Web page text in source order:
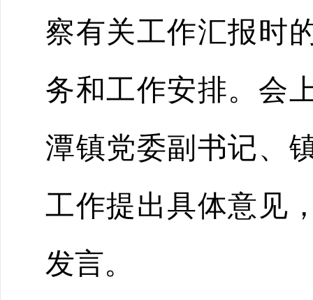
察有关工作汇报时
务和工作安排。会
潭镇党委副书记、
工作提出具体意见
发言。